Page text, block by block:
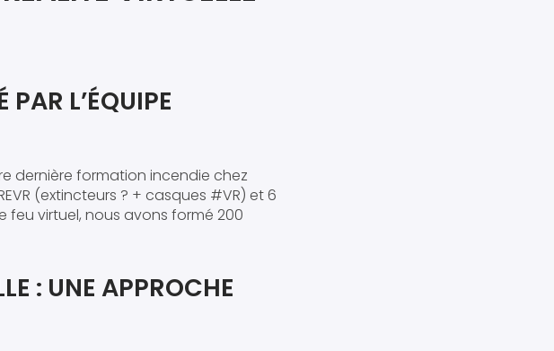
PAR L’ÉQUIPE
dernière formation incendie chez
(extincteurs ? + casques #VR) et 6
virtuel, nous avons formé 200
: UNE APPROCHE